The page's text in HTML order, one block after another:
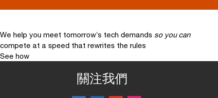
We help you meet tomorrow’s tech demands so you can
compete at a speed that rewrites the rules
See how
關注我們